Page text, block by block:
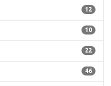
12
10
22
46